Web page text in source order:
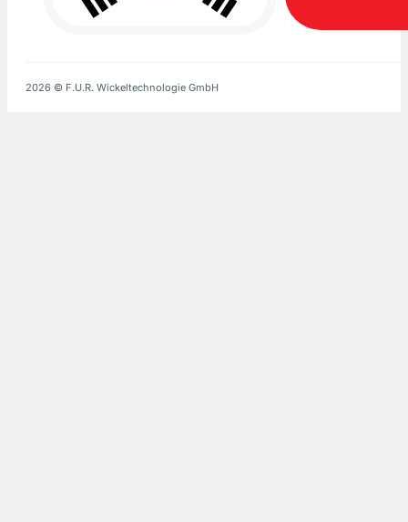
2026 © F.U.R. Wickeltechnologie GmbH